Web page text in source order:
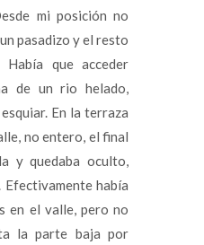
mi posición no
pasadizo y el resto
que acceder
de un rio helado,
En la terraza
no entero, el final
y quedaba oculto,
había
en el valle, pero no
la parte baja por